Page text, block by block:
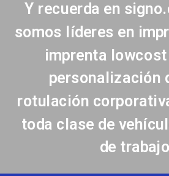
Y recuerda en
somos líderes en
imprenta
personalización
rotulación
toda clase de
de